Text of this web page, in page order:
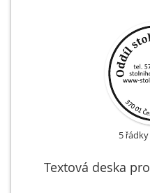
5 řádky
Textová deska pro